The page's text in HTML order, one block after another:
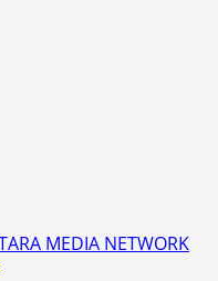
MEDIA NETWORK